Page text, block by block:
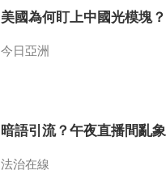
（四）
美國為何盯上中國光模塊？
今日亞洲
暗語引流？午夜直播間亂象
法治在線